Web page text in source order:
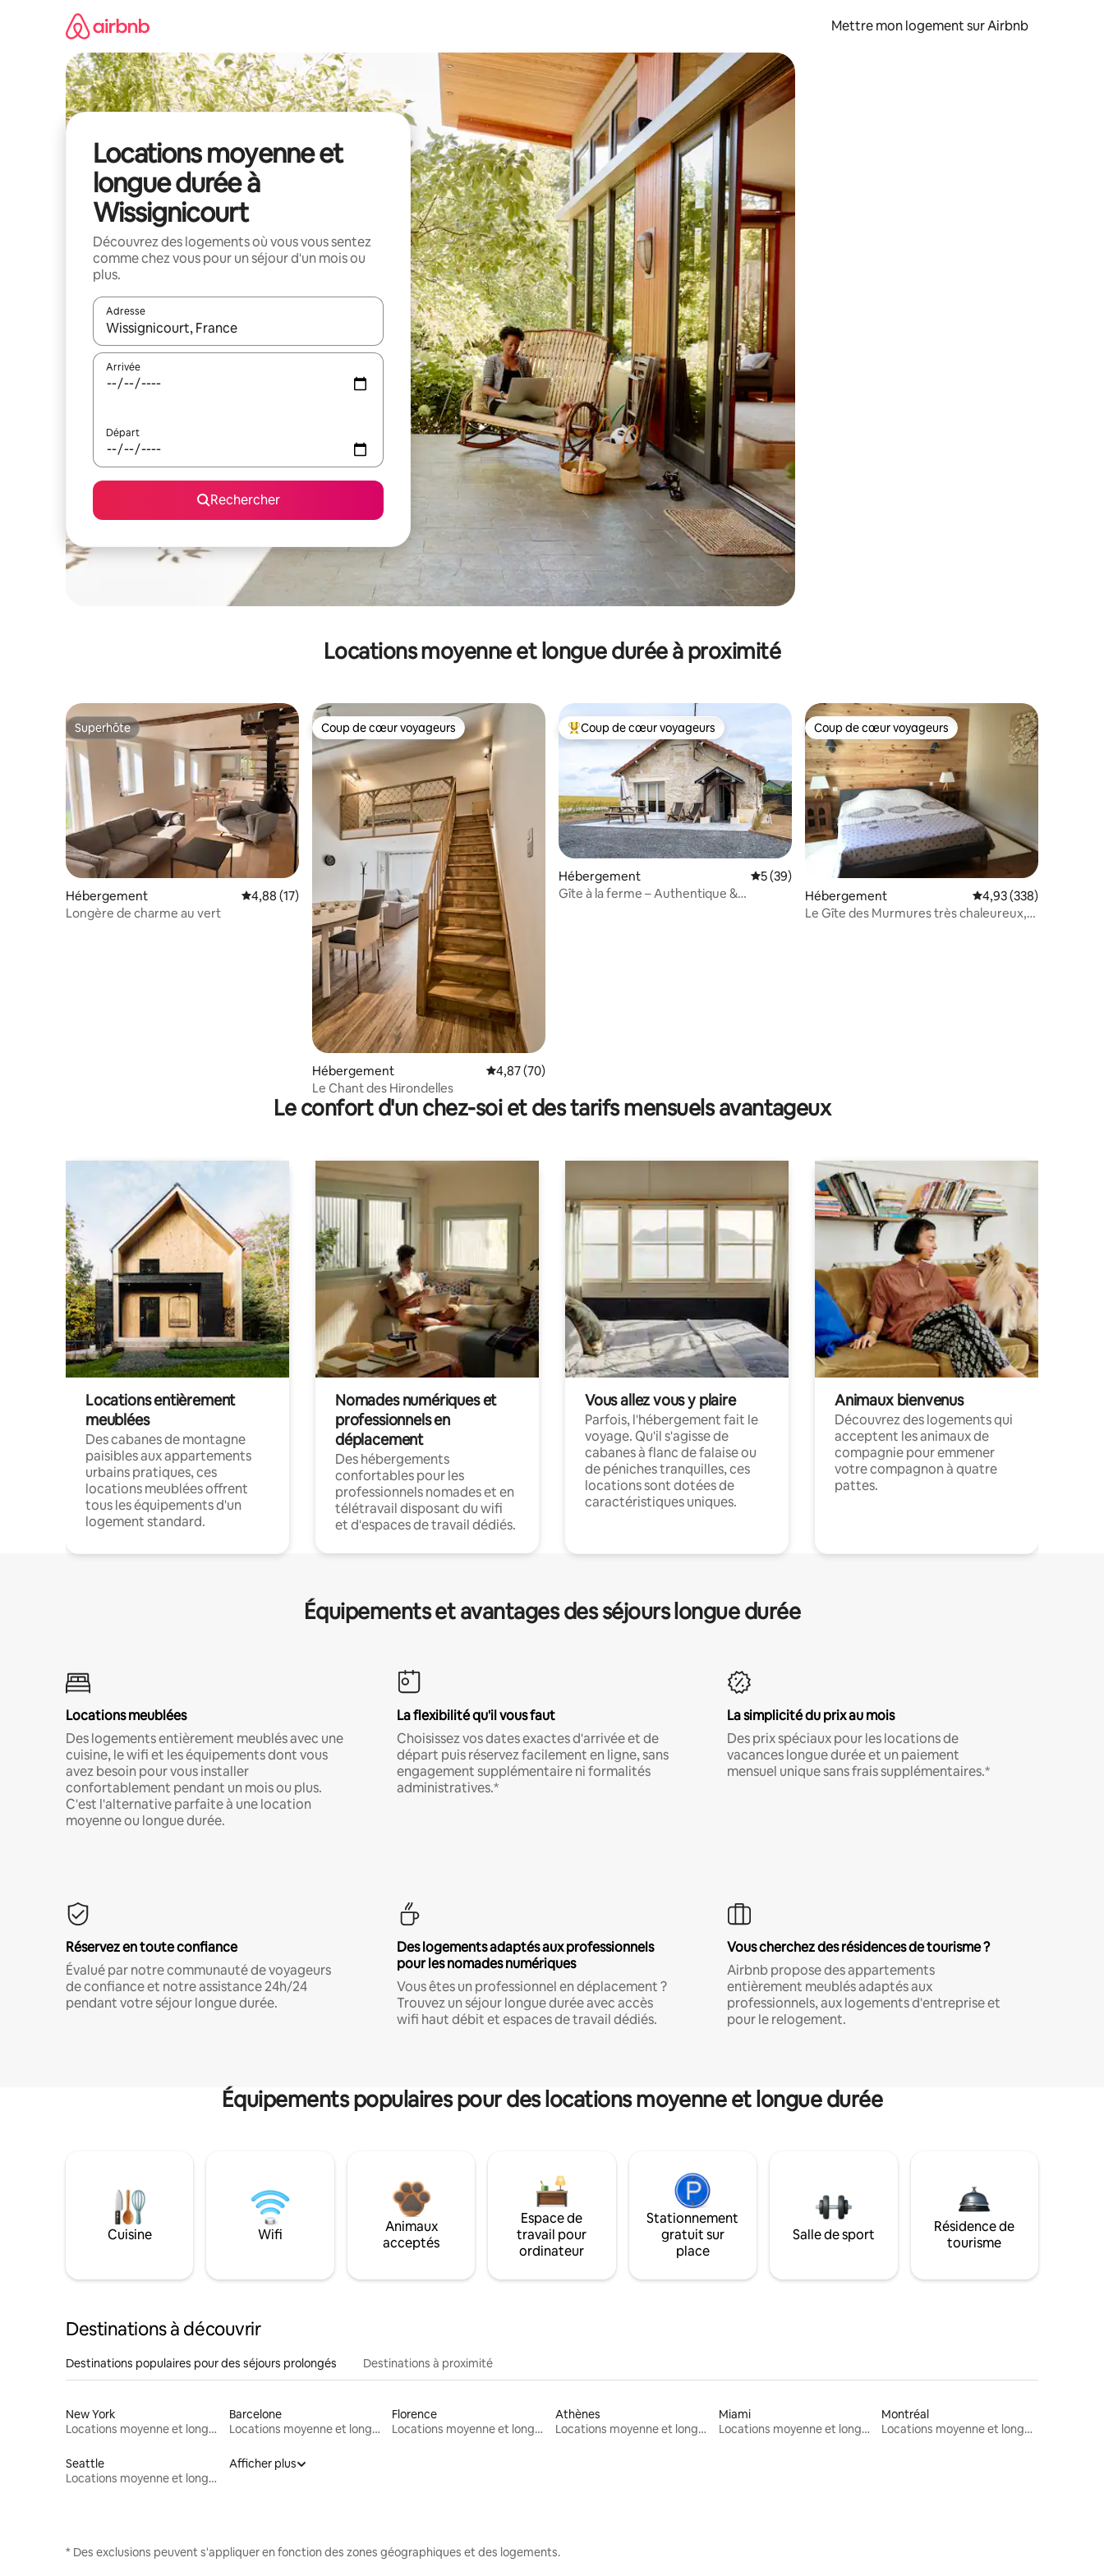
Mettre mon logement sur Airbnb
Locations moyenne et
longue durée à
Wissignicourt
Découvrez des logements où vous vous sentez
comme chez vous pour un séjour d'un mois ou
plus.
Adresse
Lorsque les résultats s'affichent, utilisez les flèches vers le haut et vers le bas pour les parcourir ou en appuyant et en faisant glisser.
Arrivée
Départ
Rechercher
Locations moyenne et longue durée à proximité
Superhôte
Superhôte
Hébergement Évaluation moyenne sur la base de 17 commentaires : 4,88 sur 5
4,88 (17)
Longère de charme au vert
Coup de cœur voyageurs
Coup de cœur voyageurs
Hébergement Évaluation moyenne sur la base de 70 commentaires : 4,87 sur 5
4,87 (70)
Le Chant des Hirondelles
Coups de cœur voyageurs les plus appréciés
Coup de cœur voyageurs
Hébergement Évaluation moyenne sur la base de 39 commentaires : 5 sur 5
5 (39)
Gîte à la ferme – Authentique &
Coup de cœur voyageurs
Coup de cœur voyageurs
Hébergement Évaluation moyenne
4,93 (338)
Le Gîte des Murmures très chaleureux,
Le confort d'un chez-soi et des tarifs mensuels avantageux
Locations entièrement
meublées
Des cabanes de montagne
paisibles aux appartements
urbains pratiques, ces
locations meublées offrent
tous les équipements d'un
logement standard.
Nomades numériques et
professionnels en
déplacement
Des hébergements
confortables pour les
professionnels nomades et en
télétravail disposant du wifi
et d'espaces de travail dédiés.
Vous allez vous y plaire
Parfois, l'hébergement fait le
voyage. Qu'il s'agisse de
cabanes à flanc de falaise ou
de péniches tranquilles, ces
locations sont dotées de
caractéristiques uniques.
Animaux bienvenus
Découvrez des logements qui
acceptent les animaux de
compagnie pour emmener
votre compagnon à quatre
pattes.
Équipements et avantages des séjours longue durée
Locations meublées
Des logements entièrement meublés avec une
cuisine, le wifi et les équipements dont vous
avez besoin pour vous installer
confortablement pendant un mois ou plus.
C'est l'alternative parfaite à une location
moyenne ou longue durée.
La flexibilité qu'il vous faut
Choisissez vos dates exactes d'arrivée et de
départ puis réservez facilement en ligne, sans
engagement supplémentaire ni formalités
administratives.*
La simplicité du prix au mois
Des prix spéciaux pour les locations de
vacances longue durée et un paiement
mensuel unique sans frais supplémentaires.*
Réservez en toute confiance
Évalué par notre communauté de voyageurs
de confiance et notre assistance 24h/24
pendant votre séjour longue durée.
Des logements adaptés aux professionnels
pour les nomades numériques
Vous êtes un professionnel en déplacement ?
Trouvez un séjour longue durée avec accès
wifi haut débit et espaces de travail dédiés.
Vous cherchez des résidences de tourisme ?
Airbnb propose des appartements
entièrement meublés adaptés aux
professionnels, aux logements d'entreprise et
pour le relogement.
Équipements populaires pour des locations moyenne et longue durée
Cuisine Wifi
Animaux
acceptés
Espace de
travail pour
ordinateur
Stationnement
gratuit sur
place
Salle de sport
Résidence de
tourisme
Destinations à découvrir
Destinations populaires pour des séjours prolongés Destinations à proximité
New York
Locations moyenne et longue durée
Barcelone
Locations moyenne et longue durée
Florence
Locations moyenne et longue durée
Athènes
Locations moyenne et longue durée
Miami
Locations moyenne et longue durée
Montréal
Locations moyenne et longue durée
Seattle
Locations moyenne et longue durée
Afficher plus
* Des exclusions peuvent s'appliquer en fonction des zones géographiques et des logements.